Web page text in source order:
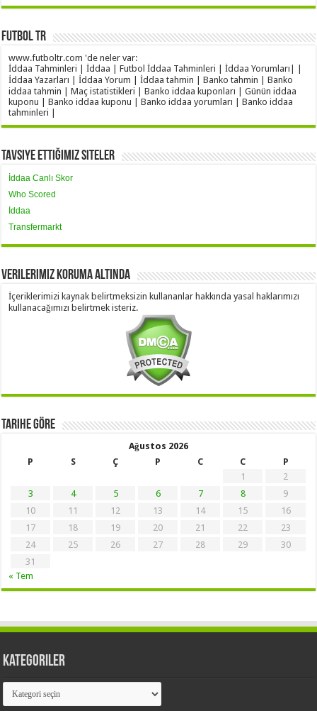
Futbol TR
www.futboltr.com 'de neler var:
İddaa Tahminleri | İddaa | Futbol İddaa Tahminleri | İddaa Yorumları| |
İddaa Yazarları | İddaa Yorum | İddaa tahmin | Banko tahmin | Banko
iddaa tahmin | Maç istatistikleri | Banko iddaa kuponları | Günün iddaa
kuponu | Banko iddaa kuponu | Banko iddaa yorumları | Banko iddaa
tahminleri |
Tavsiye Ettiğimiz Siteler
İddaa Canlı Skor
Who Scored
İddaa
Transfermarkt
Verilerimiz Koruma Altında
İçeriklerimizi kaynak belirtmeksizin kullananlar hakkında yasal haklarımızı
kullanacağımızı belirtmek isteriz.
Tarihe Göre
Ağustos 2026
P
S Ç P C C
P
1
2
3
4 5 6 7 8
9
10
11 12 13 14 15
16
17
18 19 20 21 22
23
24
25 26 27 28 29
30
31
« Tem
Kategoriler
Kategoriler